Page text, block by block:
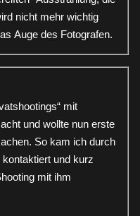
nicht mehr wichtig
Auge des Fotografen.
mit
und wollte nun erste
So kam ich durch
und kurz
mit ihm